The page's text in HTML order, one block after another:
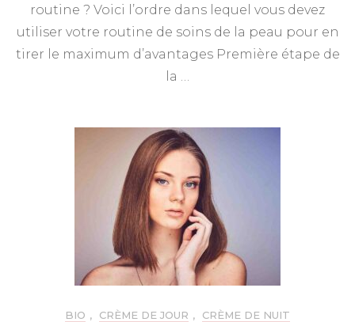
routine ? Voici l’ordre dans lequel vous devez
utiliser votre routine de soins de la peau pour en
tirer le maximum d’avantages Première étape de
la …
BIO , CRÈME DE JOUR , CRÈME DE NUIT